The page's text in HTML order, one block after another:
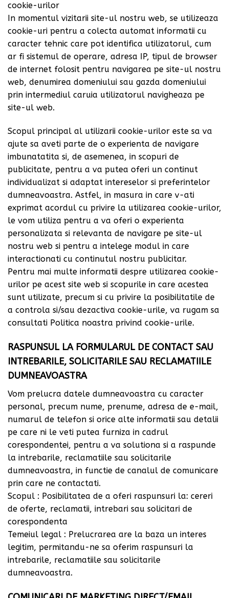
cookie-urilor
In momentul vizitarii site-ul nostru web, se utilizeaza
cookie-uri pentru a colecta automat informatii cu
caracter tehnic care pot identifica utilizatorul, cum
ar fi sistemul de operare, adresa IP, tipul de browser
de internet folosit pentru navigarea pe site-ul nostru
web, denumirea domeniului sau gazda domeniului
prin intermediul caruia utilizatorul navigheaza pe
site-ul web.
Scopul principal al utilizarii cookie-urilor este sa va
ajute sa aveti parte de o experienta de navigare
imbunatatita si, de asemenea, in scopuri de
publicitate, pentru a va putea oferi un continut
individualizat si adaptat intereselor si preferintelor
dumneavoastra. Astfel, in masura in care v-ati
exprimat acordul cu privire la utilizarea cookie-urilor,
le vom utiliza pentru a va oferi o experienta
personalizata si relevanta de navigare pe site-ul
nostru web si pentru a intelege modul in care
interactionati cu continutul nostru publicitar.
Pentru mai multe informatii despre utilizarea cookie-
urilor pe acest site web si scopurile in care acestea
sunt utilizate, precum si cu privire la posibilitatile de
a controla si/sau dezactiva cookie-urile, va rugam sa
consultati Politica noastra privind cookie-urile.
RASPUNSUL LA FORMULARUL DE CONTACT SAU
INTREBARILE, SOLICITARILE SAU RECLAMATIILE
DUMNEAVOASTRA
Vom prelucra datele dumneavoastra cu caracter
personal, precum nume, prenume, adresa de e-mail,
numarul de telefon si orice alte informatii sau detalii
pe care ni le veti putea furniza in cadrul
corespondentei, pentru a va solutiona si a raspunde
la intrebarile, reclamatiile sau solicitarile
dumneavoastra, in functie de canalul de comunicare
prin care ne contactati.
Scopul : Posibilitatea de a oferi raspunsuri la: cereri
de oferte, reclamatii, intrebari sau solicitari de
corespondenta
Temeiul legal : Prelucrarea are la baza un interes
legitim, permitandu-ne sa oferim raspunsuri la
intrebarile, reclamatiile sau solicitarile
dumneavoastra.